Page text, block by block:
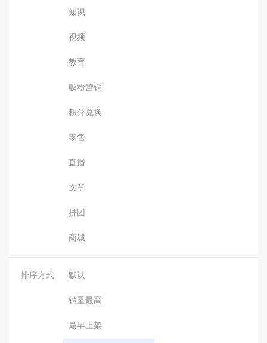
知识
视频
教育
吸粉营销
积分兑换
零售
直播
文章
拼团
商城
排序方式 默认
销量最高
最早上架